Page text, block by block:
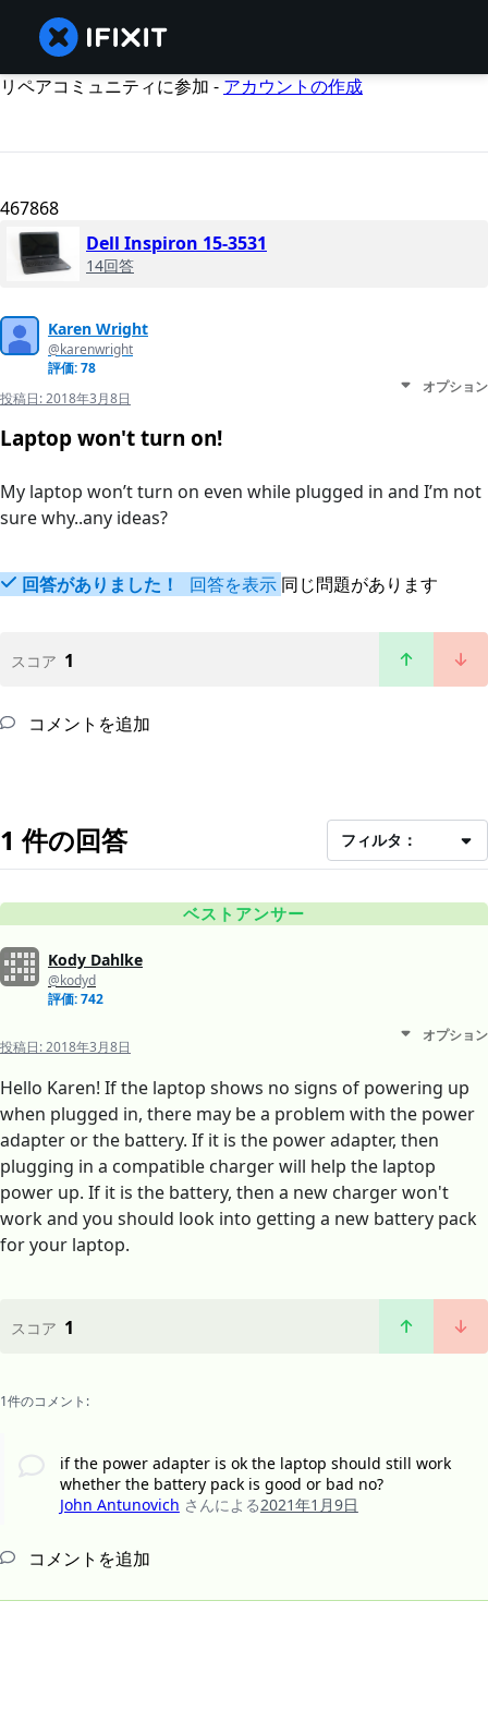
リペアコミュニティに参加 - アカウントの作成
467868
Dell Inspiron 15-3531
14回答
Karen Wright
@karenwright
評価: 78
投稿日:2018年3月8日
オプション
Laptop won't turn on!
My laptop won’t turn on even while plugged in and I’m not
sure why..any ideas?
回答がありました！ 回答を表示 同じ問題があります
スコア 1
コメントを追加
1 件の回答 フィルタ：
ベストアンサー
Kody Dahlke
@kodyd
評価: 742
投稿日:2018年3月8日
オプション
Hello Karen! If the laptop shows no signs of powering up
when plugged in, there may be a problem with the power
adapter or the battery. If it is the power adapter, then
plugging in a compatible charger will help the laptop
power up. If it is the battery, then a new charger won't
work and you should look into getting a new battery pack
for your laptop.
スコア 1
1件のコメント:
if the power adapter is ok the laptop should still work
whether the battery pack is good or bad no?
John Antunovich さんによる2021年1月9日
コメントを追加